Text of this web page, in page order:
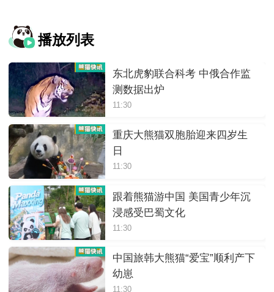
播放列表
东北虎豹联合科考 中俄合作监
测数据出炉
11:30
重庆大熊猫双胞胎迎来四岁生
日
11:30
跟着熊猫游中国 美国青少年沉
浸感受巴蜀文化
11:30
中国旅韩大熊猫“爱宝”顺利产下
幼崽
11:30